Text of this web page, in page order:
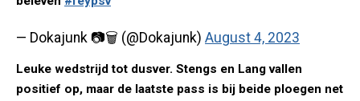
— Dokajunk 📷🗑 (@Dokajunk) August 4, 2023
Leuke wedstrijd tot dusver. Stengs en Lang vallen
positief op, maar de laatste pass is bij beide ploegen net